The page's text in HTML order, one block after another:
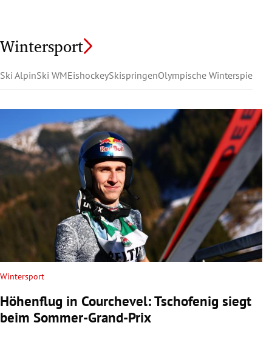
Wintersport
Ski AlpinSki WMEishockeySkispringenOlympische Winterspiele
Wintersport
Höhenflug in Courchevel: Tschofenig siegt
beim Sommer-Grand-Prix